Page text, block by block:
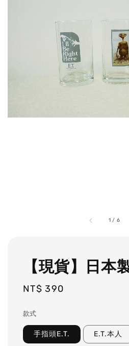
1 / 6
【現貨】日本
Regular
NT$ 390
款式
手指頭E.T. E.T.本人